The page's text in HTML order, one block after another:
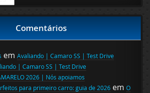
Comentários
em Avaliando | Camaro SS | Test Drive
| Camaro SS | Test Drive
2026 | Nós apoiamos
para primeiro carro: guia de 2026 em O